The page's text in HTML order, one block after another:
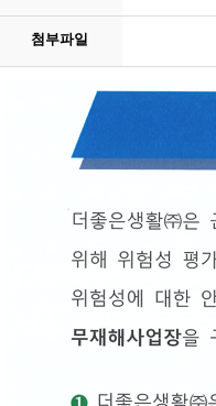
첨부파일